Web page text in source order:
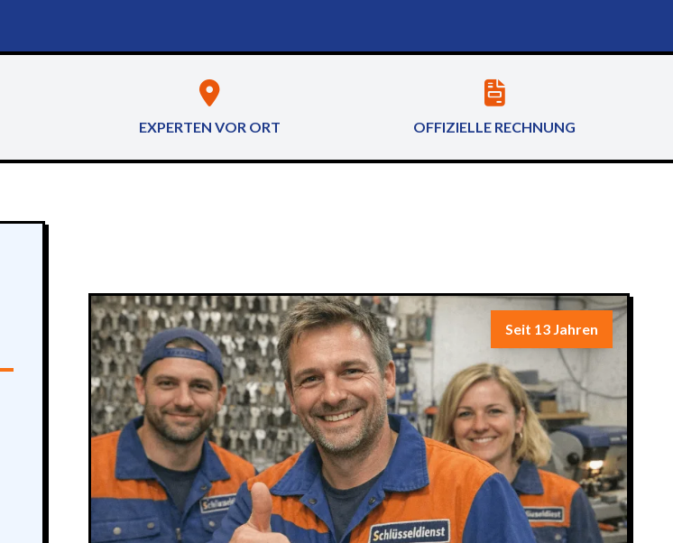
EXPERTEN VOR ORT OFFIZIELLE RECHNUNG
Seit 13 Jahren